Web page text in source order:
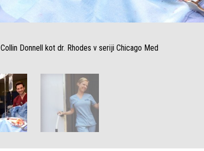
Collin Donnell kot dr. Rhodes v seriji Chicago Med